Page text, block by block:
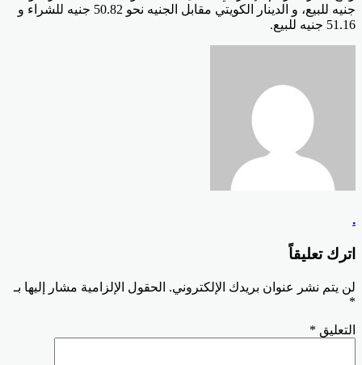
جنيه للبيع، و الدينار الكويتي مقابل الجنيه نحو 50.82 جنيه للشراء و
51.16 جنيه للبيع.
.
اترك تعليقاً
لن يتم نشر عنوان بريدك الإلكتروني. الحقول الإلزامية مشار إليها بـ
*
التعليق *